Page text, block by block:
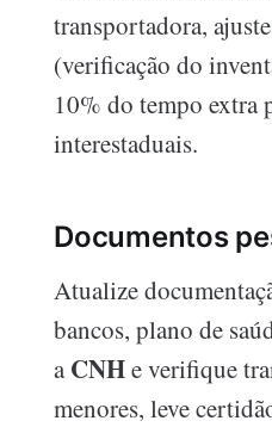
transportadora,
(verificação do
10% do tempo extra
interestaduais.
Documentos
Atualize
bancos, plano de
aCNHe verifique
menores, leve